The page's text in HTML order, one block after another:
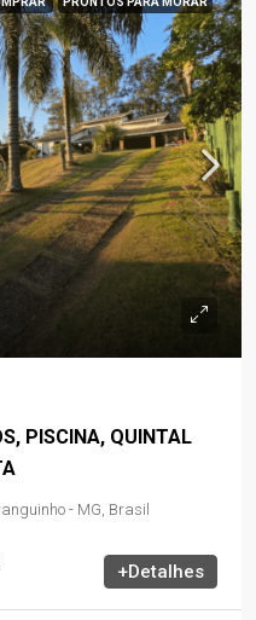
PISCINA, QUINTAL
- MG, Brasil
+Detalhes